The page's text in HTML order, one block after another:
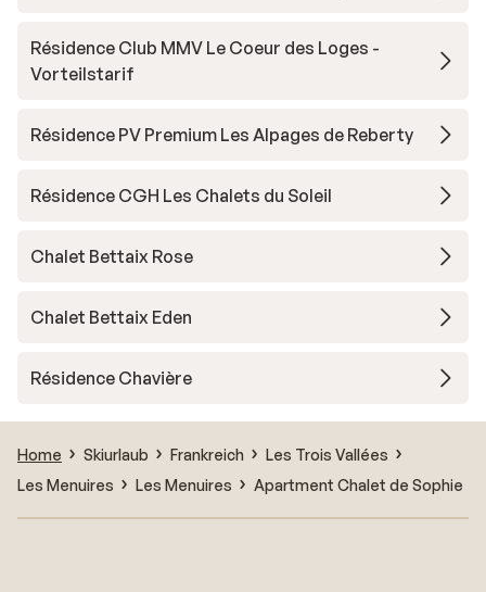
Résidence Club MMV Le Coeur des Loges -
Vorteilstarif
Résidence PV Premium Les Alpages de Reberty
Résidence CGH Les Chalets du Soleil
Chalet Bettaix Rose
Chalet Bettaix Eden
Résidence Chavière
Home Skiurlaub Frankreich
Les Trois Vallées
Les Menuires
Les Menuires Apartment Chalet de Sophie